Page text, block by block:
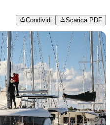
Condividi Scarica PDF